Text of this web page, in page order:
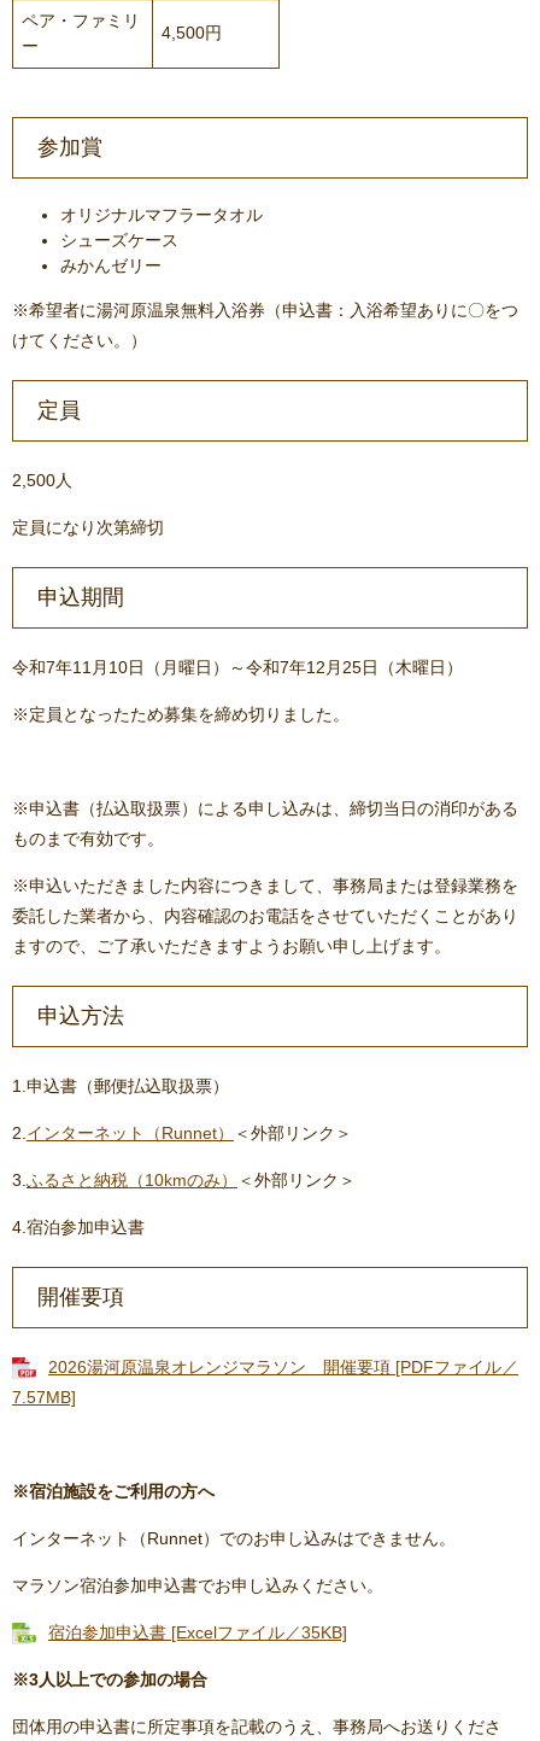
ペア・ファミリ
ー
4,500円
参加賞
​オリジナルマフラータオル
シューズケース
みかんゼリー
※希望者に湯河原温泉無料入浴券（申込書：入浴希望ありに〇をつ
けてください。）
定員
2,500人
定員になり次第締切
申込期間
令和7年11月10日（月曜日）～令和7年12月25日（木曜日）
※定員となったため募集を締め切りました。
※申込書（払込取扱票）による申し込みは、締切当日の消印がある
ものまで有効です。
※申込いただきました内容につきまして、事務局または登録業務を
委託した業者から、内容確認のお電話をさせていただくことがあり
ますので、ご了承いただきますようお願い申し上げます。
申込方法​
1.申込書（郵便払込取扱票）
2. インターネット（Runnet） ＜外部リンク＞
3. ふるさと納税（10kmのみ） ＜外部リンク＞
4.宿泊参加申込書
開催要項
2026湯河原温泉オレンジマラソン 開催要項 [PDFファイル／
7.57MB]
※​宿泊施設をご利用の方へ
インターネット（Runnet）でのお申し込みはできません。
マラソン宿泊参加申込書でお申し込みください。
宿泊参加申込書 [Excelファイル／35KB]
※3人以上での参加の場合
団体用の申込書に所定事項を記載のうえ、事務局へお送りくださ